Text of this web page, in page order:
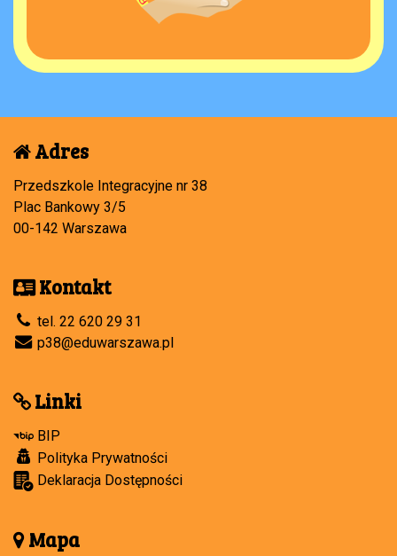
Adres
Przedszkole Integracyjne nr 38
Plac Bankowy 3/5
00-142 Warszawa
Kontakt
tel. 22 620 29 31
p38@eduwarszawa.pl
Linki
BIP
Polityka Prywatności
Deklaracja Dostępności
Mapa